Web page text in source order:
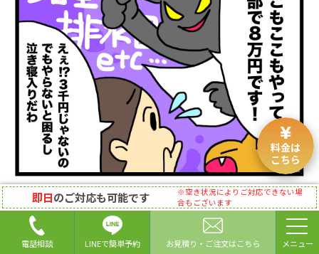
料金は
こちら
即日のご対応も可能です
※空き状況によりご対応できない場
合もございます
電話相談 LINEで簡単予約 お見積り・ご注文はこちら